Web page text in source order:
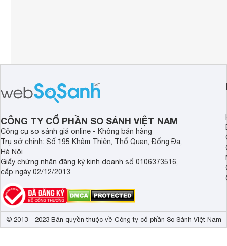
CÔNG TY CỔ PHẦN SO SÁNH VIỆT NAM
Công cụ so sánh giá online - Không bán hàng
Trụ sở chính: Số 195 Khâm Thiên, Thổ Quan, Đống Đa,
Hà Nội
Giấy chứng nhận đăng ký kinh doanh số 0106373516,
cấp ngày 02/12/2013
© 2013 - 2023 Bản quyền thuộc về Công ty cổ phần So Sánh Việt Nam